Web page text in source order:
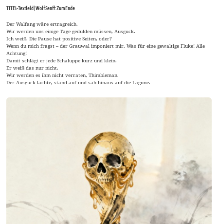
TITEL-Textfeld | Wolf Senff: Zum Ende
Der Walfang wäre ertragreich.
Wir werden uns einige Tage gedulden müssen, Ausguck.
Ich weiß. Die Pause hat positive Seiten, oder?
Wenn du mich fragst – der Grauwal imponiert mir. Was für eine gewaltige Fluke! Alle
Achtung!
Damit schlägt er jede Schaluppe kurz und klein.
Er weiß das nur nicht.
Wir werden es ihm nicht verraten, Thimbleman.
Der Ausguck lachte, stand auf und sah hinaus auf die Lagune.